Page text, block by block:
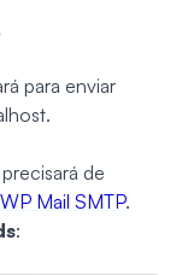
para enviar
de
Mail SMTP.
: